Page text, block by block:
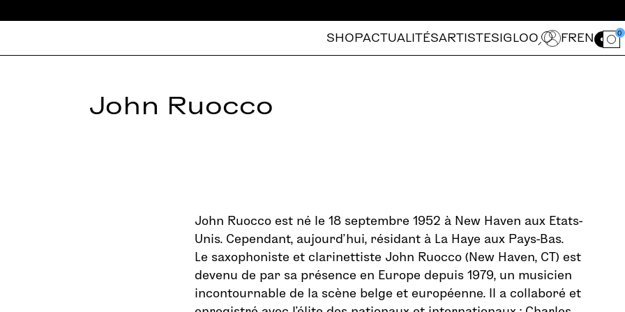
SHOPACTUALITÉSARTISTES IGLOO
Ouvrir le
FR EN 0
John Ruocco
John Ruocco est né le 18 septembre 1952 à New Haven aux Etats-
Unis. Cependant, aujourd’hui, résidant à La Haye aux Pays-Bas.
Le saxophoniste et clarinettiste John Ruocco (New Haven, CT) est
devenu de par sa présence en Europe depuis 1979, un musicien
incontournable de la scène belge et européenne. Il a collaboré et